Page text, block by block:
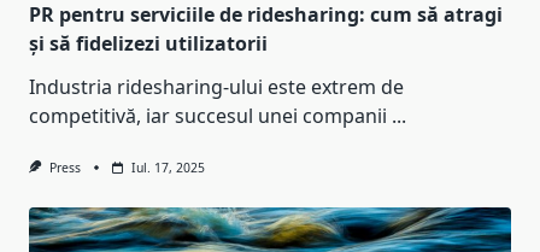
PR pentru serviciile de ridesharing: cum să atragi
și să fidelizezi utilizatorii
Industria ridesharing-ului este extrem de
competitivă, iar succesul unei companii ...
Press Iul. 17, 2025